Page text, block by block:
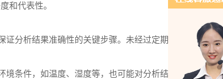
和代表性。
析结果准确性的关键步骤。未经过定期校准的仪器，
件，如温度、湿度等，也可能对分析结果产生影响。